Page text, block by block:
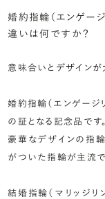
婚約指輪（エンゲージ
違いは何ですか？
意味合いとデザインが
婚約指輪（エンゲージ
の証となる記念品です。
豪華なデザインの指
がついた指輪が主流で
結婚指輪（マリッジ